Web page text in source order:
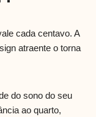
cada centavo. A
atraente o torna
do sono do seu
ao quarto,